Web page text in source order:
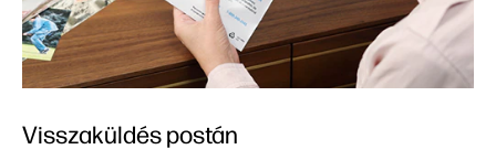
Visszaküldés postán